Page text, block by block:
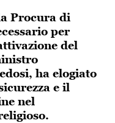
Procura di
per
del
ha elogiato
e il
nel